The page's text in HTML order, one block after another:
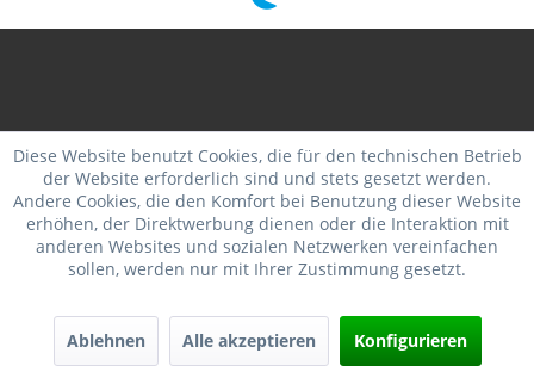
Diese Website benutzt Cookies, die für den technischen Betrieb
der Website erforderlich sind und stets gesetzt werden.
Andere Cookies, die den Komfort bei Benutzung dieser Website
erhöhen, der Direktwerbung dienen oder die Interaktion mit
anderen Websites und sozialen Netzwerken vereinfachen
sollen, werden nur mit Ihrer Zustimmung gesetzt.
Ablehnen Alle akzeptieren Konfigurieren